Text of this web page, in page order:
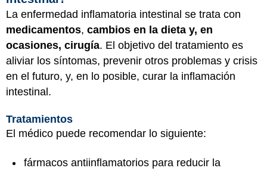
La enfermedad inflamatoria intestinal se trata con
medicamentos, cambios en la dieta y, en
ocasiones, cirugía. El objetivo del tratamiento es
aliviar los síntomas, prevenir otros problemas y crisis
en el futuro, y, en lo posible, curar la inflamación
intestinal.
Tratamientos
El médico puede recomendar lo siguiente:
fármacos antiinflamatorios para reducir la